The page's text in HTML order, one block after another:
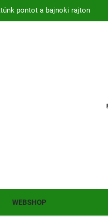
pontot a bajnoki rajton
lépett pályára Érden
a MOL Magyar Kupában
pályán rajtol az Érdi VSE!
lépett pályára Érden
WEBSHOP